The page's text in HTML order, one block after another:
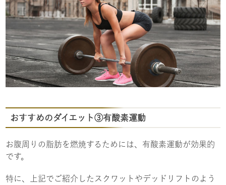
おすすめのダイエット③有酸素運動
お腹周りの脂肪を燃焼するためには、有酸素運動が効果的
です。
特に、上記でご紹介したスクワットやデッドリフトのよう